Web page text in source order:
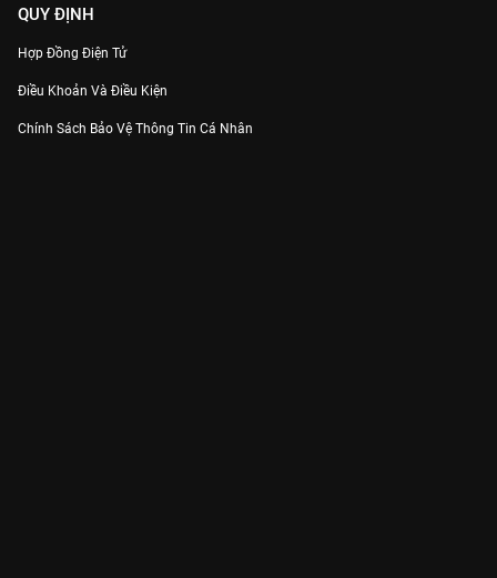
QUY ĐỊNH
Hợp Đồng Điện Tử
Điều Khoản Và Điều Kiện
Chính Sách Bảo Vệ Thông Tin Cá Nhân